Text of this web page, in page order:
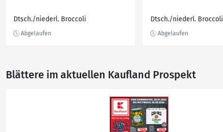
Dtsch./niederl. Broccoli Dtsch./niederl. Broccoli
Blättere im aktuellen Kaufland Prospekt